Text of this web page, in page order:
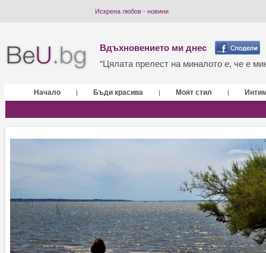
Искрена любов - новини
Вдъхновението ми днес
“Цялата прелест на миналото е, че е
Начало | Бъди красива | Моят стил |